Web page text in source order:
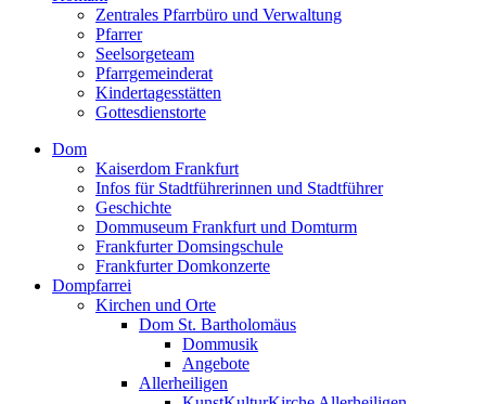
Zentrales Pfarrbüro und Verwaltung
Pfarrer
Seelsorgeteam
Pfarrgemeinderat
Kindertagesstätten
Gottesdienstorte
Dom
Kaiserdom Frankfurt
Infos für Stadtführerinnen und Stadtführer
Geschichte
Dommuseum Frankfurt und Domturm
Frankfurter Domsingschule
Frankfurter Domkonzerte
Dompfarrei
Kirchen und Orte
Dom St. Bartholomäus
Dommusik
Angebote
Allerheiligen